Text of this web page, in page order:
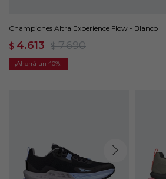
Championes Altra Experience Flow - Blanco
$ 4.613 $ 7.690
40